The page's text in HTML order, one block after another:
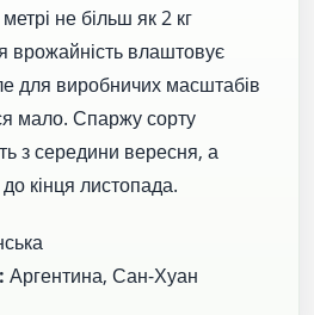
не більш як 2 кг
врожайність влаштовує
для виробничих масштабів
мало. Спаржу сорту
з середини вересня, а
кінця листопада.
Аргентина, Сан-Хуан